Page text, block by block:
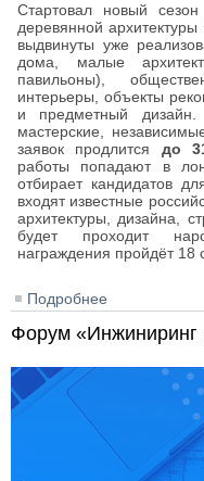
Стартовал новый
деревянной
выдвинуты уже
дома, малые
павильоны),
интерьеры, объекты
и предметный
мастерские,
заявок продлится до
работы попадают в
отбирает кандидатов
входят известные
архитектуры, дизайна,
будет проходит
награждения пройдёт 18
Подробнее
Форум «Инжиниринг